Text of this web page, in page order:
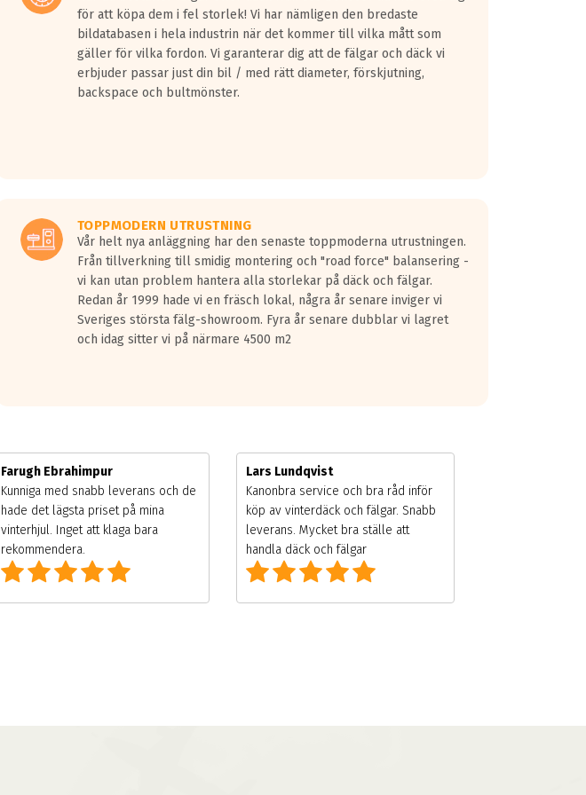
för att köpa dem i fel storlek! Vi har nämligen den bredaste
bildatabasen i hela industrin när det kommer till vilka mått som
gäller för vilka fordon. Vi garanterar dig att de fälgar och däck vi
erbjuder passar just din bil / med rätt diameter, förskjutning,
backspace och bultmönster.
TOPPMODERN UTRUSTNING
Vår helt nya anläggning har den senaste toppmoderna utrustningen.
Från tillverkning till smidig montering och "road force" balansering -
vi kan utan problem hantera alla storlekar på däck och fälgar.
Redan år 1999 hade vi en fräsch lokal, några år senare inviger vi
Sveriges största fälg-showroom. Fyra år senare dubblar vi lagret
och idag sitter vi på närmare 4500 m2
Farugh Ebrahimpur
Kunniga med snabb leverans och de
hade det lägsta priset på mina
vinterhjul. Inget att klaga bara
rekommendera.
Lars Lundqvist
Kanonbra service och bra råd inför
köp av vinterdäck och fälgar. Snabb
leverans. Mycket bra ställe att
handla däck och fälgar